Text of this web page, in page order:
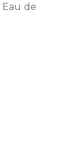
Eau de